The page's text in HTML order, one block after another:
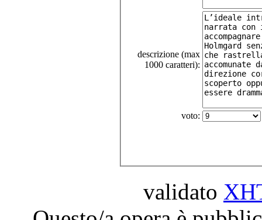
descrizione (max
1000 caratteri):
voto:
validato